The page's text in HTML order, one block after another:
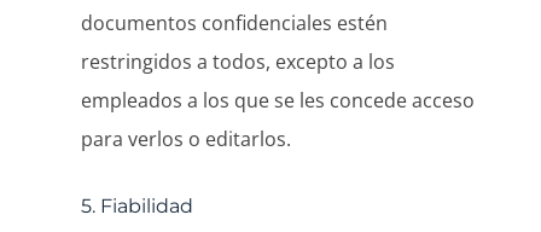
documentos confidenciales estén
restringidos a todos, excepto a los
empleados a los que se les concede acceso
para verlos o editarlos.
5. Fiabilidad